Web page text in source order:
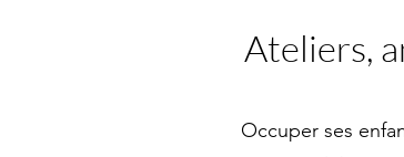
Ateliers,
Occuper ses